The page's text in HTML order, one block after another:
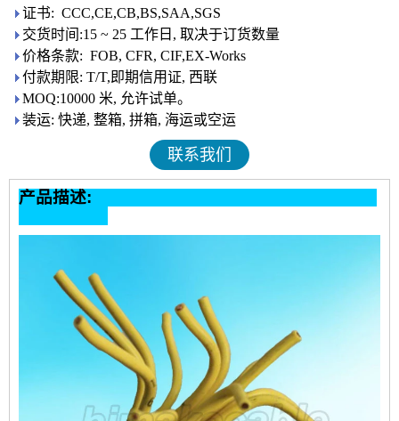
证书: CCC,CE,CB,BS,SAA,SGS
交货时间:15 ~ 25 工作日, 取决于订货数量
价格条款: FOB, CFR, CIF,EX-Works
付款期限: T/T,即期信用证, 西联
MOQ:10000 米, 允许试单。
装运: 快递, 整箱, 拼箱, 海运或空运
联系我们
产品描述: